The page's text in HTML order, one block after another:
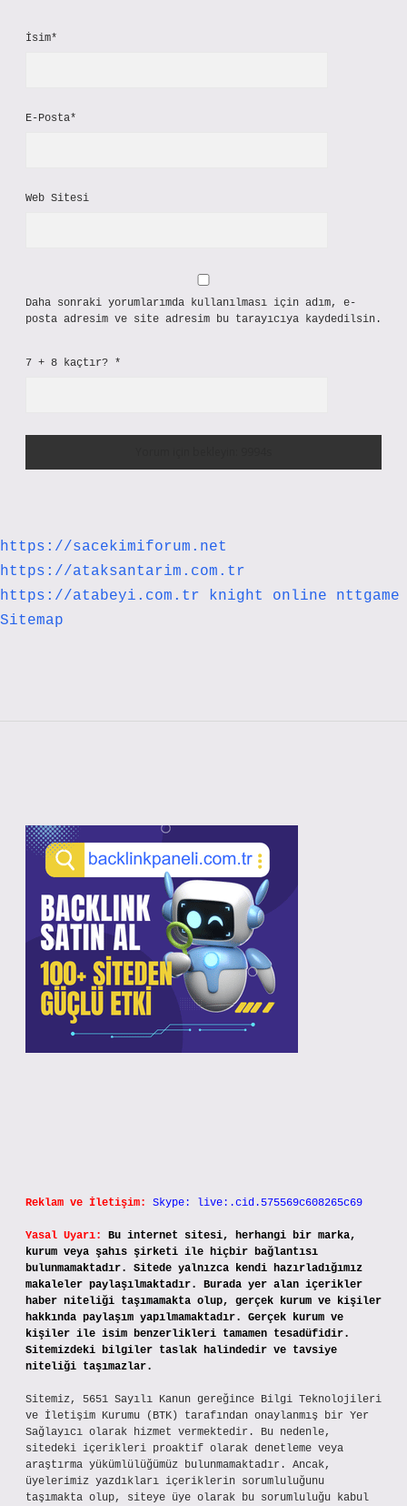
İsim*
E-Posta*
Web Sitesi
Daha sonraki yorumlarımda kullanılması için adım, e-
posta adresim ve site adresim bu tarayıcıya kaydedilsin.
7 + 8 kaçtır? *
https://sacekimiforum.net
https://ataksantarim.com.tr
https://atabeyi.com.tr
knight online
nttgame
Sitemap
Reklam ve İletişim: Skype: live:.cid.575569c608265c69
Yasal Uyarı:
Bu internet sitesi, herhangi bir marka,
kurum veya şahıs şirketi ile hiçbir bağlantısı
bulunmamaktadır. Sitede yalnızca kendi hazırladığımız
makaleler paylaşılmaktadır. Burada yer alan içerikler
haber niteliği taşımamakta olup, gerçek kurum ve kişiler
hakkında paylaşım yapılmamaktadır. Gerçek kurum ve
kişiler ile isim benzerlikleri tamamen tesadüfidir.
Sitemizdeki bilgiler taslak halindedir ve tavsiye
niteliği taşımazlar.
Sitemiz, 5651 Sayılı Kanun gereğince Bilgi Teknolojileri
ve İletişim Kurumu (BTK) tarafından onaylanmış bir Yer
Sağlayıcı olarak hizmet vermektedir. Bu nedenle,
sitedeki içerikleri proaktif olarak denetleme veya
araştırma yükümlülüğümüz bulunmamaktadır. Ancak,
üyelerimiz yazdıkları içeriklerin sorumluluğunu
taşımakta olup, siteye üye olarak bu sorumluluğu kabul